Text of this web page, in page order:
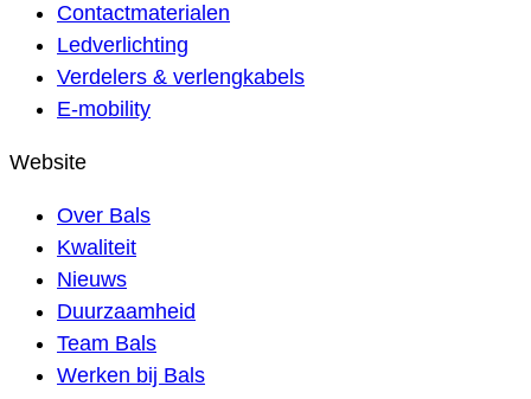
Contactmaterialen
Ledverlichting
Verdelers & verlengkabels
E-mobility
Website
Over Bals
Kwaliteit
Nieuws
Duurzaamheid
Team Bals
Werken bij Bals